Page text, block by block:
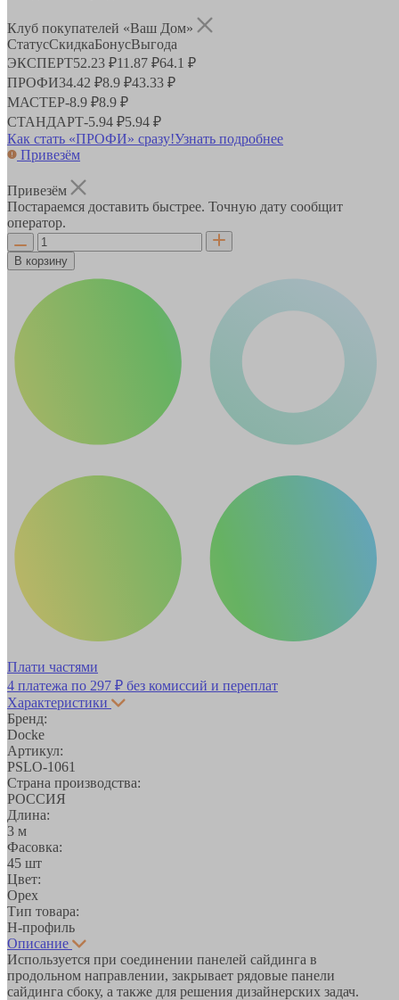
Клуб покупателей «Ваш Дом»
СтатусСкидкаБонусВыгода
ЭКСПЕРТ52.23 ₽11.87 ₽64.1 ₽
ПРОФИ34.42 ₽8.9 ₽43.33 ₽
МАСТЕР-8.9 ₽8.9 ₽
СТАНДАРТ-5.94 ₽5.94 ₽
Как стать «ПРОФИ» сразу!Узнать подробнее
Привезём
Привезём
Постараемся доставить быстрее. Точную дату сообщит
оператор.
В корзину
Плати частями
4 платежа по 297 ₽ без комиссий и переплат
Характеристики
Бренд:
Docke
Артикул:
PSLO-1061
Страна производства:
РОССИЯ
Длина:
3 м
Фасовка:
45 шт
Цвет:
Орех
Тип товара:
H-профиль
Описание
Используется при соединении панелей сайдинга в
продольном направлении, закрывает рядовые панели
сайдинга сбоку, а также для решения дизайнерских задач.